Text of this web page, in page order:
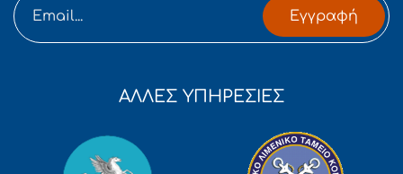
Εγγραφή
ΑΛΛΕΣ ΥΠΗΡΕΣΙΕΣ